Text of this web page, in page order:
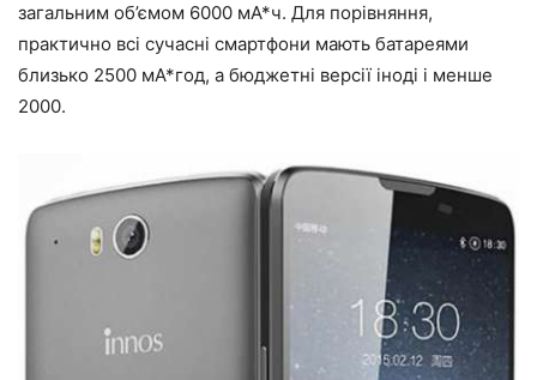
загальним об’ємом 6000 мА*ч. Для порівняння,
практично всі сучасні смартфони мають батареями
близько 2500 мА*год, а бюджетні версії іноді і менше
2000.